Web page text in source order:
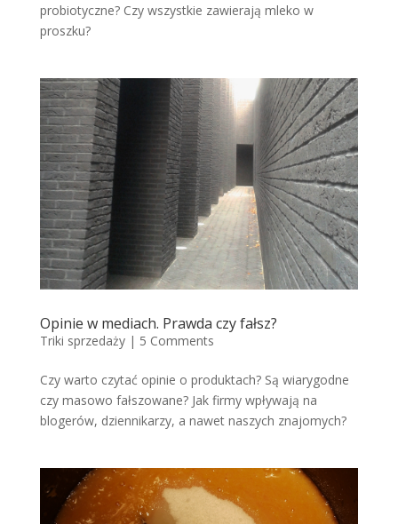
probiotyczne? Czy wszystkie zawierają mleko w
proszku?
Opinie w mediach. Prawda czy fałsz?
Triki sprzedaży| 5 Comments
Czy warto czytać opinie o produktach? Są wiarygodne
czy masowo fałszowane? Jak firmy wpływają na
blogerów, dziennikarzy, a nawet naszych znajomych?